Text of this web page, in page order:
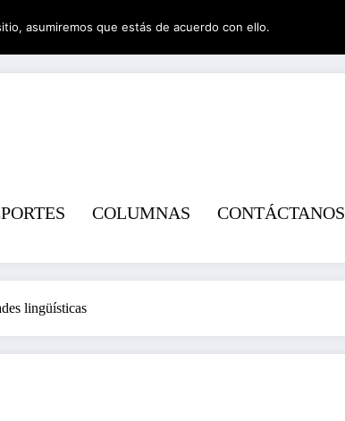
COLUMNAS CONTÁCTANOS
lingüísticas
asumiremos que estás de acuerdo con ello.